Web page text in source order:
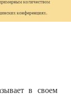
в своем